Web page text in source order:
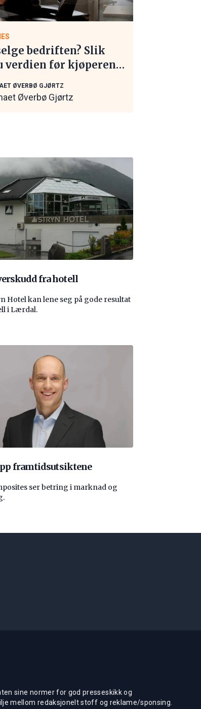
bedriften? Slik
verdien før kjøperen
ØVERBØ GJØRTZ
Øverbø Gjørtz
fra hotell
Hotel kan lene seg på gode resultat
i Lærdal.
framtidsutsiktene
ser betring i marknad og
sine normer for god presseskikk og
mellom redaksjonelt stoff og reklame/sponsing.